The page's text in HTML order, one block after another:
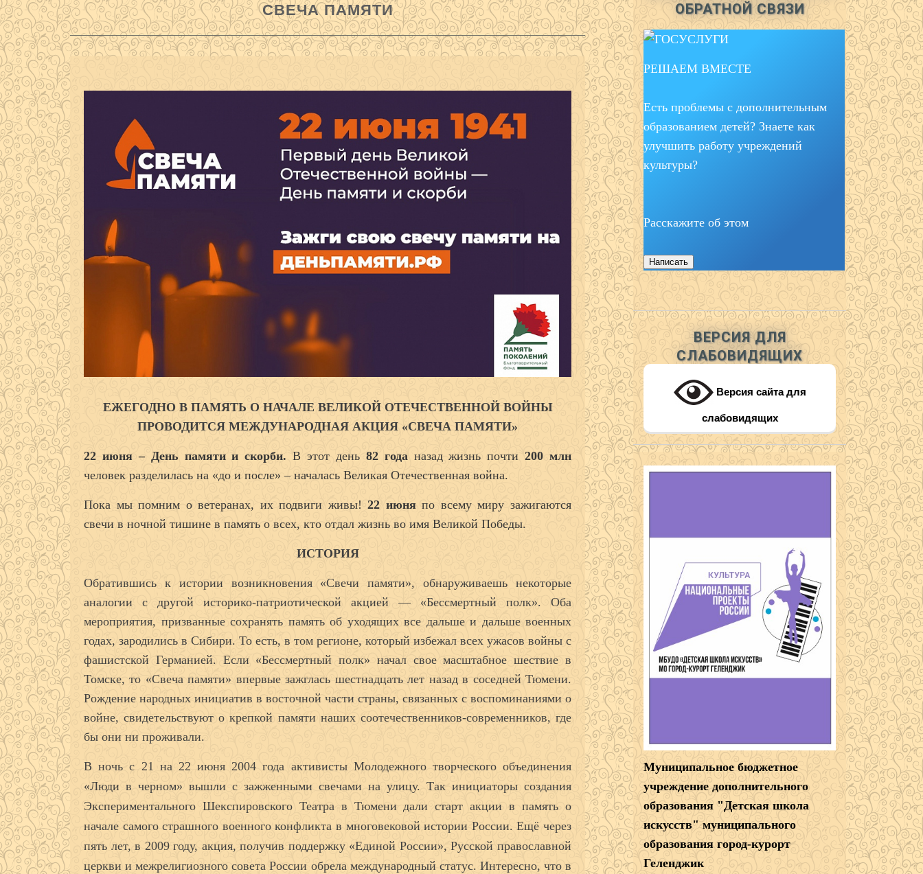
СВЕЧА ПАМЯТИ
ЕЖЕГОДНО В ПАМЯТЬ О НАЧАЛЕ ВЕЛИКОЙ ОТЕЧЕСТВЕННОЙ ВОЙНЫ
ПРОВОДИТСЯ МЕЖДУНАРОДНАЯ АКЦИЯ «СВЕЧА ПАМЯТИ»
22 июня – День памяти и скорби.В этот день 82 года назад жизнь почти200 млн
человек разделилась на «до и после» – началась Великая Отечественная война.
Пока мы помним о ветеранах, их подвиги живы!22 июняпо всему миру зажигаются
свечи в ночной тишине в память о всех, кто отдал жизнь во имя Великой Победы.
ИСТОРИЯ
Обратившись к истории возникновения «Свечи памяти», обнаруживаешь некоторые
аналогии с другой историко-патриотической акцией — «Бессмертный полк». Оба
мероприятия, призванные сохранять память об уходящих все дальше и дальше военных
годах, зародились в Сибири. То есть, в том регионе, который избежал всех ужасов войны с
фашистской Германией. Если «Бессмертный полк» начал свое масштабное шествие в
Томске, то «Свеча памяти» впервые зажглась шестнадцать лет назад в соседней Тюмени.
Рождение народных инициатив в восточной части страны, связанных с воспоминаниями о
войне, свидетельствуют о крепкой памяти наших соотечественников-современников, где
бы они ни проживали.
В ночь с 21 на 22 июня 2004 года активисты Молодежного творческого объединения
«Люди в черном» вышли с зажженными свечами на улицу. Так инициаторы создания
Экспериментального Шекспировского Театра в Тюмени дали старт акции в память о
начале самого страшного военного конфликта в многовековой истории России. Ещё через
пять лет, в 2009 году, акция, получив поддержку «Единой России», Русской православной
церкви и межрелигиозного совета России обрела международный статус. Интересно, что в
ОБРАТНОЙ СВЯЗИ
РЕШАЕМ ВМЕСТЕ
Есть проблемы с дополнительным
образованием детей? Знаете как
улучшить работу учреждений
культуры?
Расскажите об этом
Написать
ВЕРСИЯ ДЛЯ
СЛАБОВИДЯЩИХ
Версия сайта для
слабовидящих
Муниципальное бюджетное
учреждение дополнительного
образования "Детская школа
искусств" муниципального
образования город-курорт
Геленджик